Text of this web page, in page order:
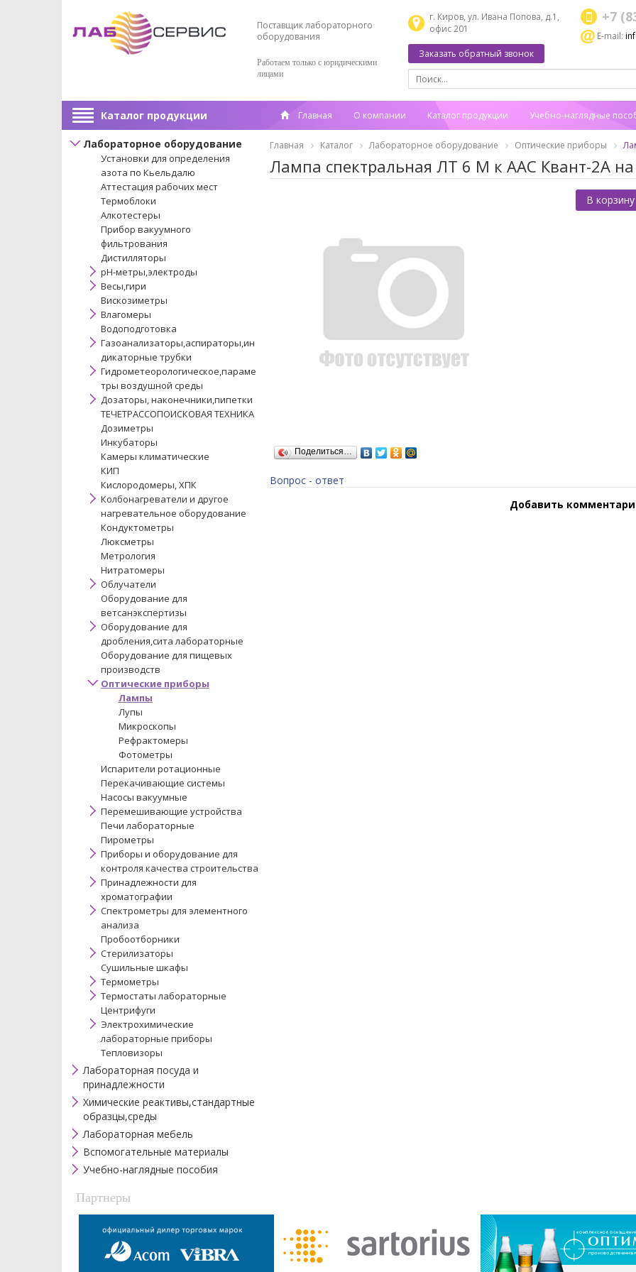
Поставщик лабораторного
оборудования
Работаем только с юридическими
лицами
г. Киров, ул. Ивана Попова, д.1,
офис 201
+7
E-mail:
Заказать обратный звонок
Каталог продукции Главная О компании Каталог продукции Учебно-наглядные
Лабораторное оборудование
Установки для определения
азота по Кьельдалю
Аттестация рабочих мест
Термоблоки
Алкотестеры
Прибор вакуумного
фильтрования
Дистилляторы
pH-метры,электроды
Весы,гири
Вискозиметры
Влагомеры
Водоподготовка
Газоанализаторы,аспираторы,ин
дикаторные трубки
Гидрометеорологическое,параме
тры воздушной среды
Дозаторы, наконечники,пипетки
ТЕЧЕТРАССОПОИСКОВАЯ ТЕХНИКА
Дозиметры
Инкубаторы
Камеры климатические
КИП
Кислородомеры, ХПК
Колбонагреватели и другое
нагревательное оборудование
Кондуктометры
Люксметры
Метрология
Нитратомеры
Облучатели
Оборудование для
ветсанэкспертизы
Оборудование для
дробления,сита лабораторные
Оборудование для пищевых
производств
Оптические приборы
Лампы
Лупы
Микроскопы
Рефрактомеры
Фотометры
Испарители ротационные
Перекачивающие системы
Насосы вакуумные
Перемешивающие устройства
Печи лабораторные
Пирометры
Приборы и оборудование для
контроля качества строительства
Принадлежности для
хроматографии
Спектрометры для элементного
анализа
Пробоотборники
Стерилизаторы
Сушильные шкафы
Термометры
Термостаты лабораторные
Центрифуги
Электрохимические
лабораторные приборы
Тепловизоры
Лабораторная посуда и
принадлежности
Химические реактивы,стандартные
образцы,среды
Лабораторная мебель
Вспомогательные материалы
Учебно-наглядные пособия
Главная Каталог Лабораторное оборудование Оптические приборы
Лампа спектральная ЛТ 6 М к ААС Квант-2А
Поделиться…
В корзину
Вопрос - ответ
Добавить
Партнеры